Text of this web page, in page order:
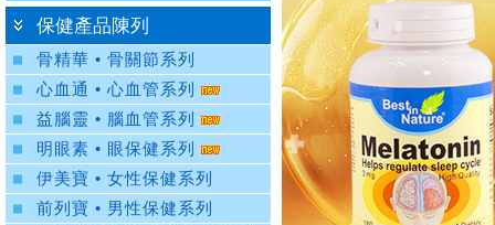
保健產品陳列
骨精華 • 骨關節系列
心血通 • 心血管系列
益腦靈 • 腦血管系列
明眼素 • 眼保健系列
伊美寶 • 女性保健系列
前列寶 • 男性保健系列